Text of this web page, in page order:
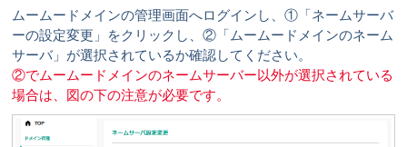
ムームードメインの管理画面へログインし、①「ネームサーバ
ーの設定変更」をクリックし、②「ムームードメインのネーム
サーバ」が選択されているか確認してください。
②でムームードメインのネームサーバー以外が選択されている
場合は、図の下の注意が必要です。